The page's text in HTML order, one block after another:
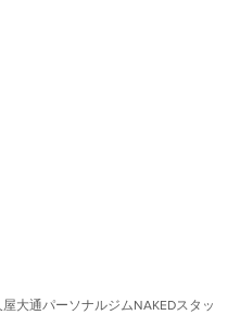
大通パーソナルジムNAKEDスタッ